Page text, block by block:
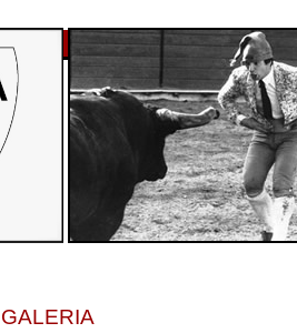
GALERIA